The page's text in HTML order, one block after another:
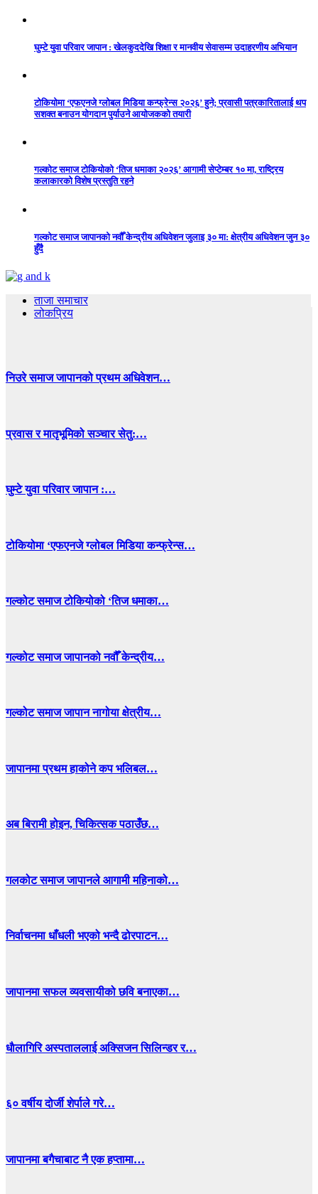
घुम्टे युवा परिवार जापान : खेलकुददेखि शिक्षा र मानवीय सेवासम्म उदाहरणीय अभियान
टोकियोमा ‘एफएनजे ग्लोबल मिडिया कन्फ्रेन्स २०२६’ हुने; प्रवासी पत्रकारितालाई थप
सशक्त बनाउन योगदान पुर्याउने आयोजकको तयारी
गल्कोट समाज टोकियोको ‘तिज धमाका २०२६’ आगामी सेप्टेम्बर १० मा, राष्ट्रिय
कलाकारको विशेष प्रस्तुति रहने
गल्कोट समाज जापानको नवौँ केन्द्रीय अधिवेशन जुलाइ ३० मा: क्षेत्रीय अधिवेशन जुन ३०
हुँदै
ताजा समाचार
लोकप्रिय
निउरे समाज जापानको प्रथम अधिवेशन…
प्रवास र मातृभूमिको सञ्चार सेतु:…
घुम्टे युवा परिवार जापान :…
टोकियोमा ‘एफएनजे ग्लोबल मिडिया कन्फ्रेन्स…
गल्कोट समाज टोकियोको ‘तिज धमाका…
गल्कोट समाज जापानको नवौँ केन्द्रीय…
गल्कोट समाज जापान नागोया क्षेत्रीय…
जापानमा प्रथम हाकोने कप भलिबल…
अब बिरामी होइन, चिकित्सक पठाउँछ…
गलकोट समाज जापानले आगामी महिनाको…
निर्वाचनमा धाँधली भएको भन्दै ढोरपाटन…
जापानमा सफल व्यवसायीको छवि बनाएका…
धाैलागिरि अस्पताललाई अक्सिजन सिलिन्डर र…
६० वर्षीय दोर्जी शेर्पाले गरे…
जापानमा बगैचाबाट नै एक हप्तामा…